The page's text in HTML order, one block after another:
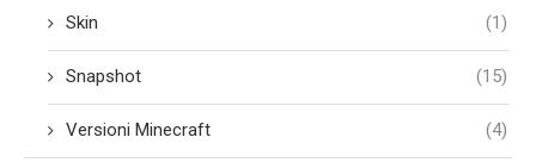
Skin (1)
Snapshot (15)
Versioni Minecraft (4)